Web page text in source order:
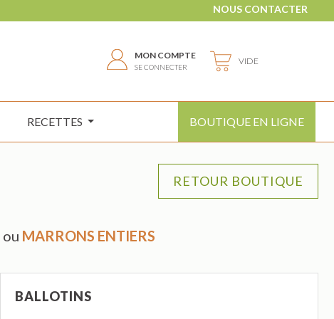
NOUS CONTACTER
MON COMPTE
SE CONNECTER
VIDE
RECETTES BOUTIQUE EN LIGNE
ou MARRONS ENTIERS
BALLOTINS